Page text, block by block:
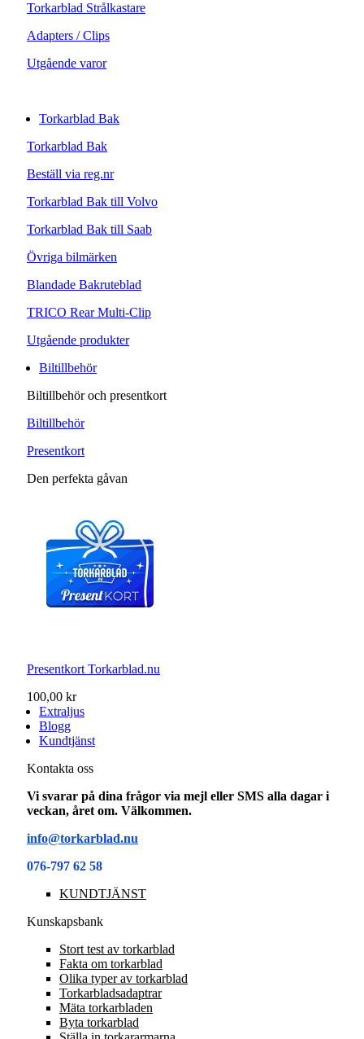
Torkarblad Strålkastare
Adapters / Clips
Utgående varor
Torkarblad Bak
Torkarblad Bak
Beställ via reg.nr
Torkarblad Bak till Volvo
Torkarblad Bak till Saab
Övriga bilmärken
Blandade Bakruteblad
TRICO Rear Multi-Clip
Utgående produkter
Biltillbehör
Biltillbehör och presentkort
Biltillbehör
Presentkort
Den perfekta gåvan
Presentkort Torkarblad.nu
100,00 kr
Extraljus
Blogg
Kundtjänst
Kontakta oss
Vi svarar på dina frågor via mejl eller SMS alla dagar i
veckan, året om. Välkommen.
info@torkarblad.nu
076-797 62 58
KUNDTJÄNST
Kunskapsbank
Stort test av torkarblad
Fakta om torkarblad
Olika typer av torkarblad
Torkarbladsadaptrar
Mäta torkarbladen
Byta torkarblad